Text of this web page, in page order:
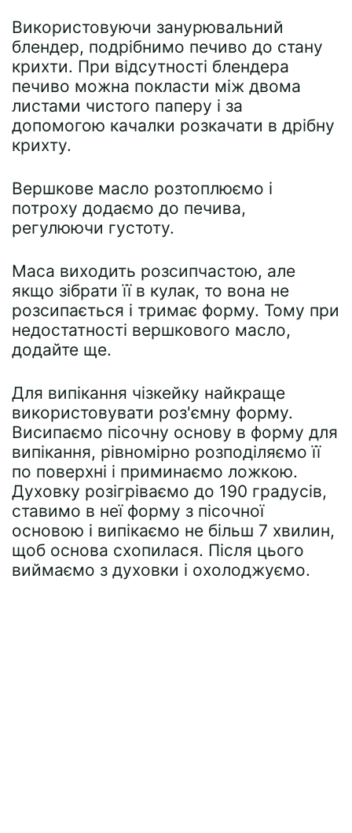
Використовуючи занурювальний
блендер, подрібнимо печиво до стану
крихти. При відсутності блендера
печиво можна покласти між двома
листами чистого паперу і за
допомогою качалки розкачати в дрібну
крихту.
Вершкове масло розтоплюємо і
потроху додаємо до печива,
регулюючи густоту.
Маса виходить розсипчастою, але
якщо зібрати її в кулак, то вона не
розсипається і тримає форму. Тому при
недостатності вершкового масло,
додайте ще.
Для випікання чізкейку найкраще
використовувати роз'ємну форму.
Висипаємо пісочну основу в форму для
випікання, рівномірно розподіляємо її
по поверхні і приминаємо ложкою.
Духовку розігріваємо до 190 градусів,
ставимо в неї форму з пісочної
основою і випікаємо не більш 7 хвилин,
щоб основа схопилася. Після цього
виймаємо з духовки і охолоджуємо.